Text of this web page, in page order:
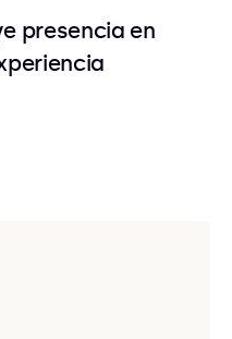
presencia en